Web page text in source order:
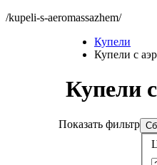
/kupeli-s-aeromassazhem/
Купели
Купели с
Купели
Показать фильтр